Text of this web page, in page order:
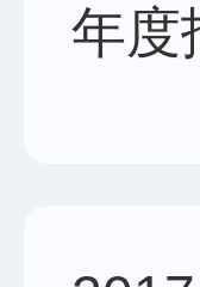
年度